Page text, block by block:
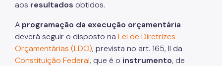
aos resultados obtidos.
A programação da execução orçamentária
deverá seguir o disposto na Lei de Diretrizes
Orçamentárias (LDO), prevista no art. 165, II da
Constituição Federal, que é o instrumento, de